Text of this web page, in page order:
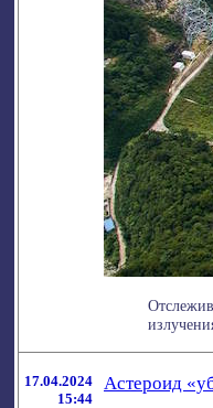
17.04.2024
15:44
Астероид